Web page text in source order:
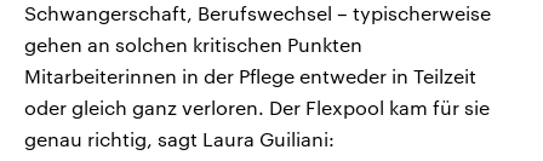
Schwangerschaft, Berufswechsel – typischerweise
gehen an solchen kritischen Punkten
Mitarbeiterinnen in der Pflege entweder in Teilzeit
oder gleich ganz verloren. Der Flexpool kam für sie
genau richtig, sagt Laura Guiliani: